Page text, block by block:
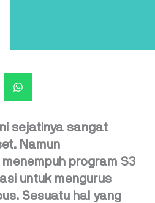
sejatinya sangat
Namun
program S3
untuk mengurus
Sesuatu hal yang